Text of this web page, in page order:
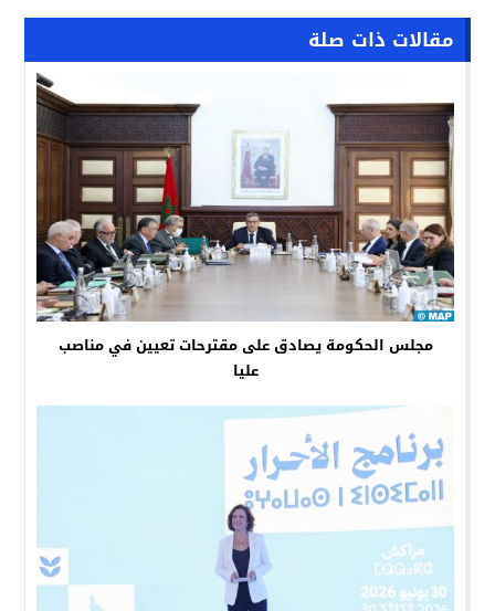
مقالات ذات صلة
مجلس الحكومة يصادق على مقترحات تعيين في مناصب
عليا